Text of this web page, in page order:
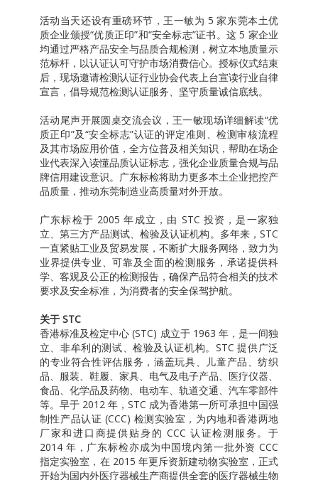
活动当天还设有重磅环节，王一敏为 5 家东莞本土优
质企业颁授“优质正印”和“安全标志”证书。这 5 家企业
均通过严格产品安全与品质合规检测，树立本地质量示
范标杆，以认证认可守护市场消费信心。授标仪式结束
后，现场邀请检测认证行业协会代表上台宣读行业自律
宣言，倡导规范检测认证服务、坚守质量诚信底线。
活动尾声开展圆桌交流会议，王一敏现场详细解读“优
质正印”及“安全标志”认证的评定准则、检测审核流程
及其市场应用价值，全方位普及相关知识，帮助在场企
业代表深入读懂品质认证标志，强化企业质量合规与品
牌信用建设意识。广东标检将助力更多本土企业把控产
品质量，推动东莞制造业高质量对外开放。
广东标检于 2005 年成立，由 STC 投资，是一家独
立、第三方产品测试、检验及认证机构。多年来，STC
一直紧贴工业及贸易发展，不断扩大服务网络，致力为
业界提供专业、可靠及全面的检测服务，承诺提供科
学、客观及公正的检测报告，确保产品符合相关的技术
要求及安全标准，为消费者的安全保驾护航。
关于STC
香港标准及检定中心 (STC) 成立于 1963 年，是一间独
立、非牟利的测试、检验及认证机构。STC 提供广泛
的专业符合性评估服务，涵盖玩具、儿童产品、纺织
品、服装、鞋履、家具、电气及电子产品、医疗仪器、
食品、化学品及药物、电动车、轨道交通、汽车零部件
等。早于 2012 年，STC 成为香港第一所可承担中国强
制性产品认证 (CCC) 检测实验室，为内地和香港两地
厂家和进口商提供贴身的 CCC 认证检测服务。于
2014 年，广东标检亦成为中国境内第一批外资 CCC
指定实验室，在 2015 年更斥资新建动物实验室，正式
开始为国内外医疗器械生产商提供全套的医疗器械生物